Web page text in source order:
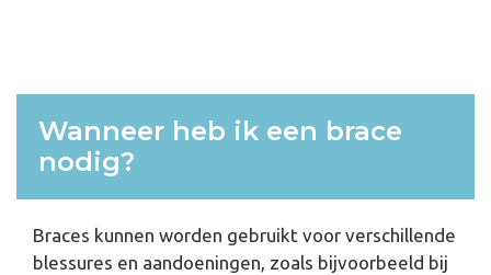
Wanneer heb ik een brace
nodig?
Braces kunnen worden gebruikt voor verschillende
blessures en aandoeningen, zoals bijvoorbeeld bij